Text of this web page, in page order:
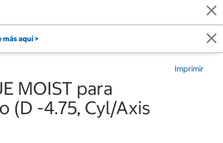
más aquí >
Imprimir
MOIST para
(D -4.75, Cyl/Axis